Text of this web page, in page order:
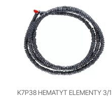
K7P38 HEMATYT ELEMENTY 3/1